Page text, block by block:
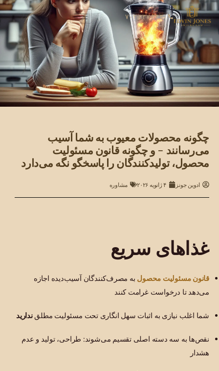
۷۰۲-۳۳۷-۳۴۳۰
چگونه محصولات معیوب به شما آسیب
می‌رسانند - و چگونه قانون مسئولیت
محصول، تولیدکنندگان را پاسخگو نگه می‌دارد
ادوین جونز ۴ ژانویه ۲۰۲۶ مشاوره
غذاهای سریع
قانون مسئولیت محصول به مصرف‌کنندگان آسیب‌دیده اجازه
می‌دهد تا درخواست غرامت کنند
شما اغلب نیازی به اثبات سهل انگاری تحت مسئولیت مطلقندارید
نقص‌ها به سه دسته اصلی تقسیم می‌شوند: طراحی، تولید و عدم
هشدار